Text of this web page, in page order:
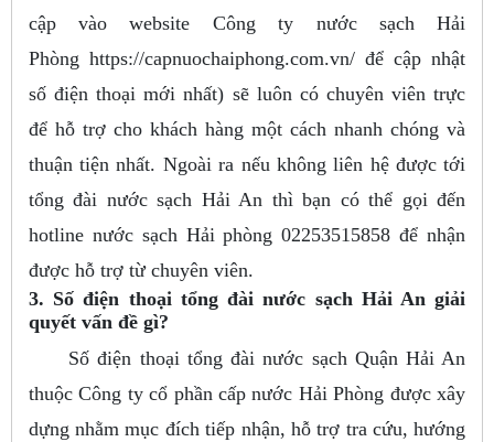
cập vào website Công ty nước sạch Hải
Phòng https://capnuochaiphong.com.vn/ để cập nhật
số điện thoại mới nhất) sẽ luôn có chuyên viên trực
để hỗ trợ cho khách hàng một cách nhanh chóng và
thuận tiện nhất. Ngoài ra nếu không liên hệ được tới
tổng đài nước sạch Hải An thì bạn có thể gọi đến
hotline nước sạch Hải phòng 02253515858 để nhận
được hỗ trợ từ chuyên viên.
3. Số điện thoại tổng đài nước sạch Hải An giải
quyết vấn đề gì?
Số điện thoại tổng đài nước sạch Quận Hải An
thuộc Công ty cổ phần cấp nước Hải Phòng được xây
dựng nhằm mục đích tiếp nhận, hỗ trợ tra cứu, hướng